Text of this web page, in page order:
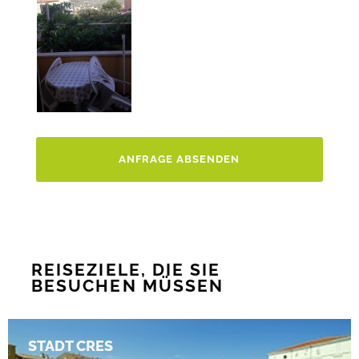
ANFRAGE ABSENDEN
REISEZIELE, DIE SIE
BESUCHEN MÜSSEN
STADT CRES
STADT CRES